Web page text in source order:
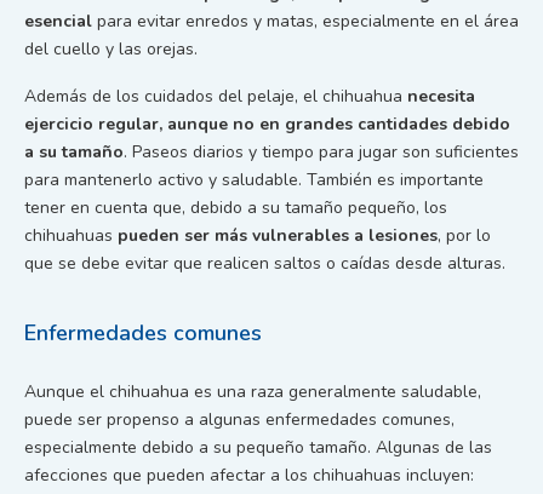
esencial para evitar enredos y matas, especialmente en el área
del cuello y las orejas.
Además de los cuidados del pelaje, el chihuahua necesita
ejercicio regular, aunque no en grandes cantidades debido
a su tamaño. Paseos diarios y tiempo para jugar son suficientes
para mantenerlo activo y saludable. También es importante
tener en cuenta que, debido a su tamaño pequeño, los
chihuahuas pueden ser más vulnerables a lesiones, por lo
que se debe evitar que realicen saltos o caídas desde alturas.
Enfermedades comunes
Aunque el chihuahua es una raza generalmente saludable,
puede ser propenso a algunas enfermedades comunes,
especialmente debido a su pequeño tamaño. Algunas de las
afecciones que pueden afectar a los chihuahuas incluyen: